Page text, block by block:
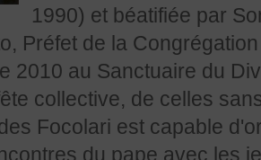
1990) et béatifiée par
Préfet de la
2010 au Sanctuaire du
collective, de celles
Focolari est capable
du pape avec les